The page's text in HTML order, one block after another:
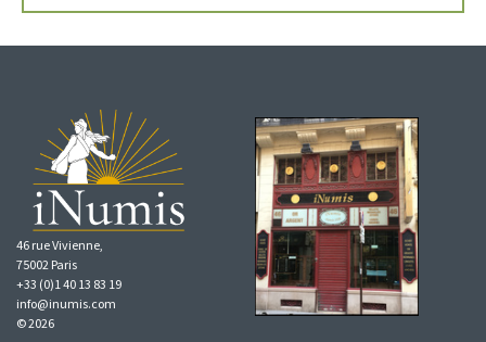
46 rue Vivienne,
75002 Paris
+33 (0)1 40 13 83 19
info@inumis.com
© 2026